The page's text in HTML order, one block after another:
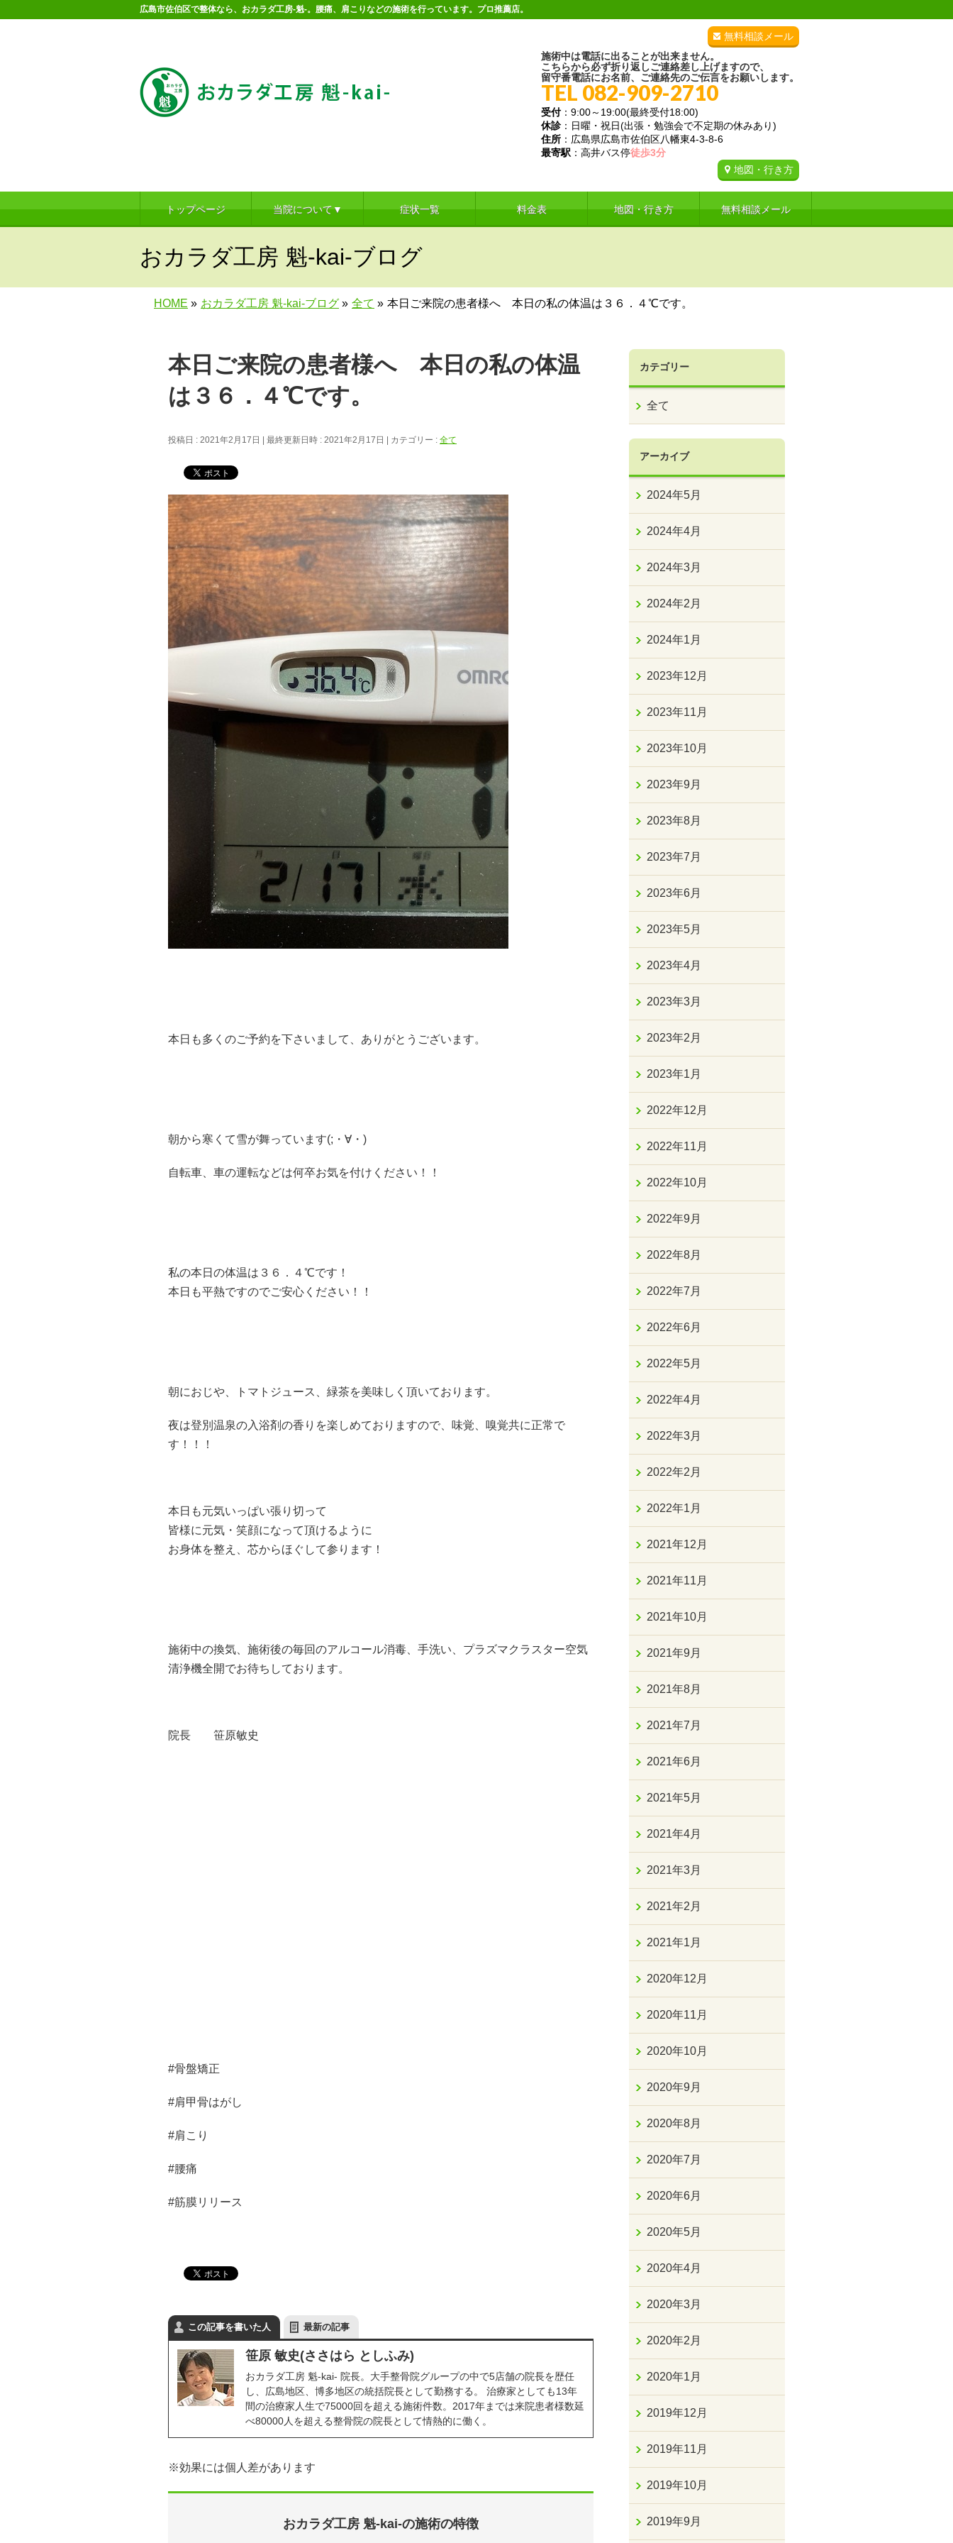
広島市佐伯区で整体なら、おカラダ工房-魁-。腰痛、肩こりなどの施術を行っています。プロ推薦店。
無料相談メール
施術中は電話に出ることが出来ません。
こちらから必ず折り返しご連絡差し上げますので、
留守番電話にお名前、ご連絡先のご伝言をお願いします。
TEL 082-909-2710
受付：9:00～19:00(最終受付18:00)
休診：日曜・祝日(出張・勉強会で不定期の休みあり)
住所 ：広島県広島市佐伯区八幡東4-3-8-6
最寄駅 ：高井バス停徒歩3分
地図・行き方
トップページ 当院について▼ 症状一覧 料金表 地図・行き方 無料相談メール
おカラダ工房 魁-kai-ブログ
HOME » おカラダ工房 魁-kai-ブログ » 全て » 本日ご来院の患者様へ 本日の私の体温は３６．４℃です。
本日ご来院の患者様へ 本日の私の体温
は３６．４℃です。
投稿日 : 2021年2月17日 最終更新日時 : 2021年2月17日 カテゴリー : 全て
本日も多くのご予約を下さいまして、ありがとうございます。
朝から寒くて雪が舞っています(;・∀・)
自転車、車の運転などは何卒お気を付けください！！
私の本日の体温は３６．４℃です！
本日も平熱ですのでご安心ください！！
朝におじや、トマトジュース、緑茶を美味しく頂いております。
夜は登別温泉の入浴剤の香りを楽しめておりますので、味覚、嗅覚共に正常で
す！！！
本日も元気いっぱい張り切って
皆様に元気・笑顔になって頂けるように
お身体を整え、芯からほぐして参ります！
施術中の換気、施術後の毎回のアルコール消毒、手洗い、プラズマクラスター空気
清浄機全開でお待ちしております。
院長 笹原敏史
#骨盤矯正
#肩甲骨はがし
#肩こり
#腰痛
#筋膜リリース
この記事を書いた人 最新の記事
笹原 敏史(ささはら としふみ)
おカラダ工房 魁-kai- 院長。大手整骨院グループの中で5店舗の院長を歴任
し、広島地区、博多地区の統括院長として勤務する。 治療家としても13年
間の治療家人生で75000回を超える施術件数。2017年までは来院患者様数延
べ80000人を超える整骨院の院長として情熱的に働く。
※効果には個人差があります
おカラダ工房 魁-kai-の施術の特徴
カテゴリー
全て
アーカイブ
2024年5月
2024年4月
2024年3月
2024年2月
2024年1月
2023年12月
2023年11月
2023年10月
2023年9月
2023年8月
2023年7月
2023年6月
2023年5月
2023年4月
2023年3月
2023年2月
2023年1月
2022年12月
2022年11月
2022年10月
2022年9月
2022年8月
2022年7月
2022年6月
2022年5月
2022年4月
2022年3月
2022年2月
2022年1月
2021年12月
2021年11月
2021年10月
2021年9月
2021年8月
2021年7月
2021年6月
2021年5月
2021年4月
2021年3月
2021年2月
2021年1月
2020年12月
2020年11月
2020年10月
2020年9月
2020年8月
2020年7月
2020年6月
2020年5月
2020年4月
2020年3月
2020年2月
2020年1月
2019年12月
2019年11月
2019年10月
2019年9月